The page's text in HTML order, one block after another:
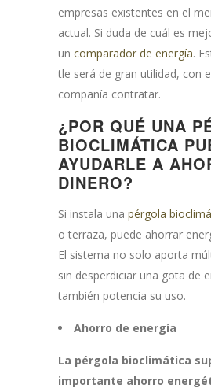
empresas existentes en el
actual. Si duda de cuál es
un comparador de energía.
tle será de gran utilidad, con
compañía contratar.
¿POR QUÉ UNA
BIOCLIMÁTICA
AYUDARLE A
DINERO?
Si instala una pérgola
o terraza, puede ahorrar
El sistema no solo aporta
sin desperdiciar una gota de
también potencia su uso.
Ahorro de energía
La pérgola bioclimática
importante ahorro